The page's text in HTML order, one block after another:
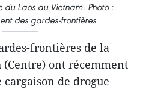
du Laos au Vietnam. Photo :
des gardes-frontières
frontières de la
ont récemment
de drogue